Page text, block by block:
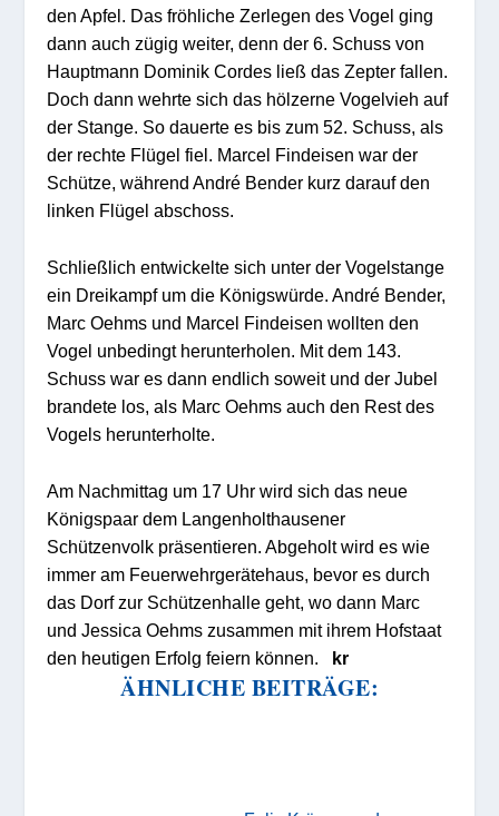
den Apfel. Das fröhliche Zerlegen des Vogel ging
dann auch zügig weiter, denn der 6. Schuss von
Hauptmann Dominik Cordes ließ das Zepter fallen.
Doch dann wehrte sich das hölzerne Vogelvieh auf
der Stange. So dauerte es bis zum 52. Schuss, als
der rechte Flügel fiel. Marcel Findeisen war der
Schütze, während André Bender kurz darauf den
linken Flügel abschoss.
Schließlich entwickelte sich unter der Vogelstange
ein Dreikampf um die Königswürde. André Bender,
Marc Oehms und Marcel Findeisen wollten den
Vogel unbedingt herunterholen. Mit dem 143.
Schuss war es dann endlich soweit und der Jubel
brandete los, als Marc Oehms auch den Rest des
Vogels herunterholte.
Am Nachmittag um 17 Uhr wird sich das neue
Königspaar dem Langenholthausener
Schützenvolk präsentieren. Abgeholt wird es wie
immer am Feuerwehrgerätehaus, bevor es durch
das Dorf zur Schützenhalle geht, wo dann Marc
und Jessica Oehms zusammen mit ihrem Hofstaat
den heutigen Erfolg feiern können. kr
ÄHNLICHE BEITRÄGE: